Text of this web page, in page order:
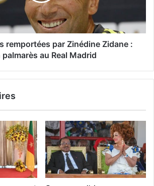
remportées par Zinédine Zidane :
palmarès au Real Madrid